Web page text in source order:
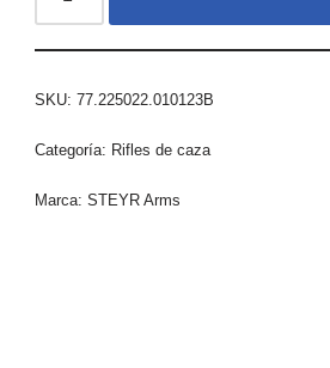
SKU: 77.225022.010123B
Categoría: Rifles de caza
Marca: STEYR Arms